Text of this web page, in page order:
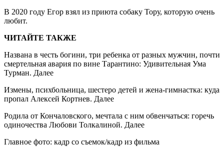
В 2020 году Егор взял из приюта собаку Тору, которую очень
любит.
ЧИТАЙТЕ ТАКЖЕ
Названа в честь богини, три ребенка от разных мужчин, почти
смертельная авария по вине Тарантино: Удивительная Ума
Турман. Далее
Измены, психбольница, шестеро детей и жена-гимнастка: куда
пропал Алексей Кортнев. Далее
Родила от Кончаловского, мечтала с ним обвенчаться: горечь
одиночества Любови Толкалиной. Далее
Главное фото: кадр со съемок/кадр из фильма